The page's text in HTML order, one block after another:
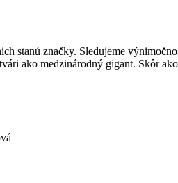
stanú značky. Sledujeme
ako medzinárodný gigant. Skôr